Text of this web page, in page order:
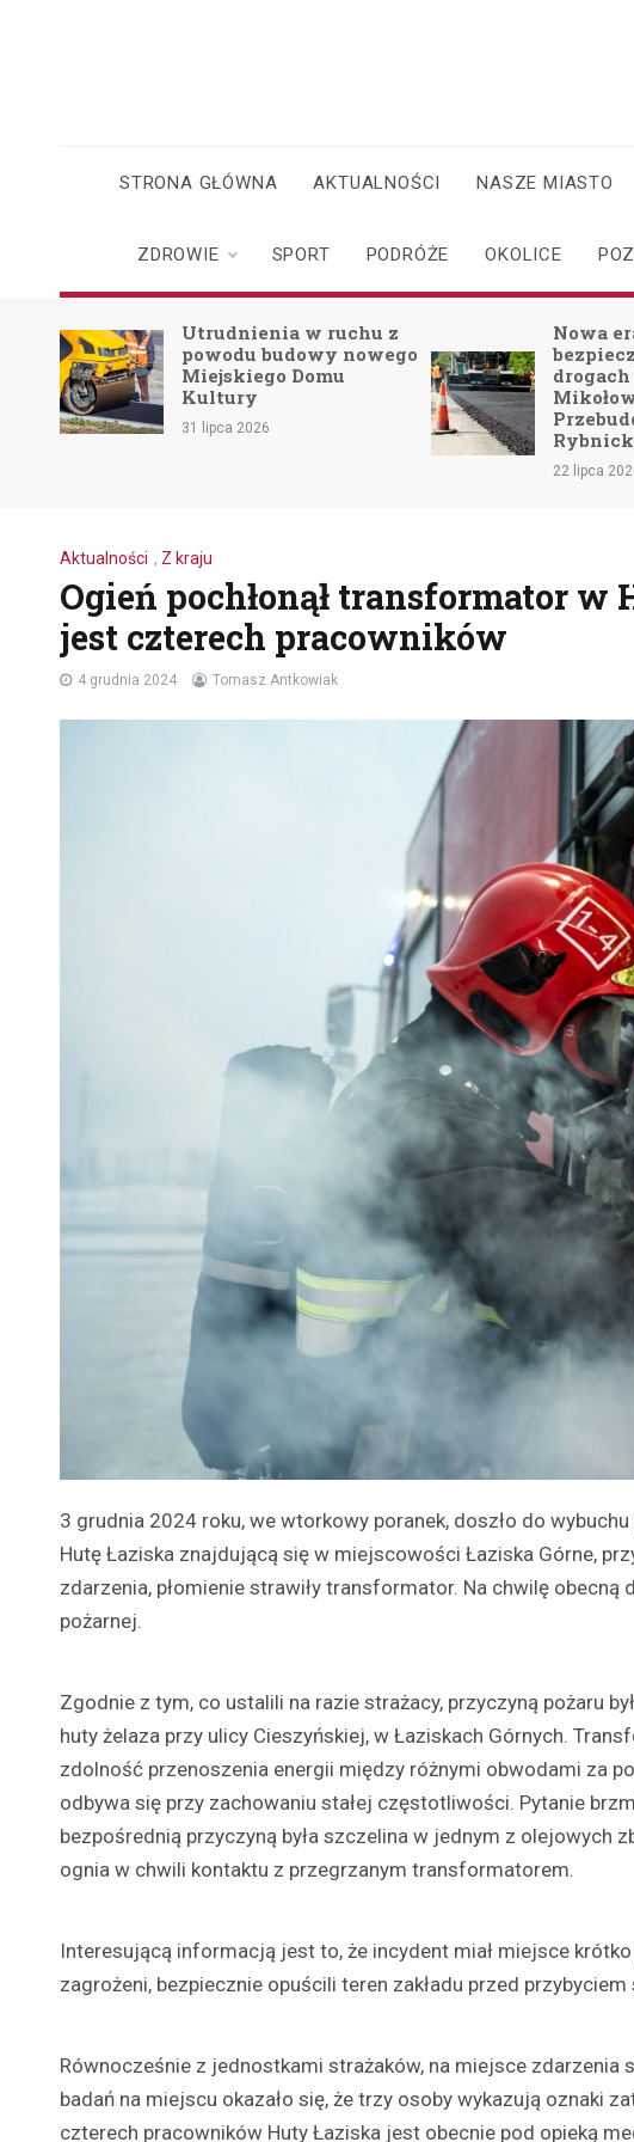
STRONA GŁÓWNA AKTUALNOŚCI NASZE MIASTO
ZDROWIE SPORT PODRÓŻE OKOLICE
Utrudnienia w ruchu z
powodu budowy nowego
Miejskiego Domu
Kultury
31 lipca 2026
Nowa
22 lipca
Aktualności , Z kraju
Ogień pochłonął transformator
jest czterech pracowników
4 grudnia 2024 Tomasz Antkowiak
3 grudnia 2024 roku, we wtorkowy poranek, doszło do
Hutę Łaziska znajdującą się w miejscowości Łaziska Górne,
zdarzenia, płomienie strawiły transformator. Na chwilę
pożarnej.
Zgodnie z tym, co ustalili na razie strażacy, przyczyną pożaru
huty żelaza przy ulicy Cieszyńskiej, w Łaziskach Górnych.
zdolność przenoszenia energii między różnymi obwodami za
odbywa się przy zachowaniu stałej częstotliwości. Pytanie
bezpośrednią przyczyną była szczelina w jednym z olejowych
ognia w chwili kontaktu z przegrzanym transformatorem.
Interesującą informacją jest to, że incydent miał miejsce
zagrożeni, bezpiecznie opuścili teren zakładu przed
Równocześnie z jednostkami strażaków, na miejsce zdarzenia
badań na miejscu okazało się, że trzy osoby wykazują oznaki
czterech pracowników Huty Łaziska jest obecnie pod opieką